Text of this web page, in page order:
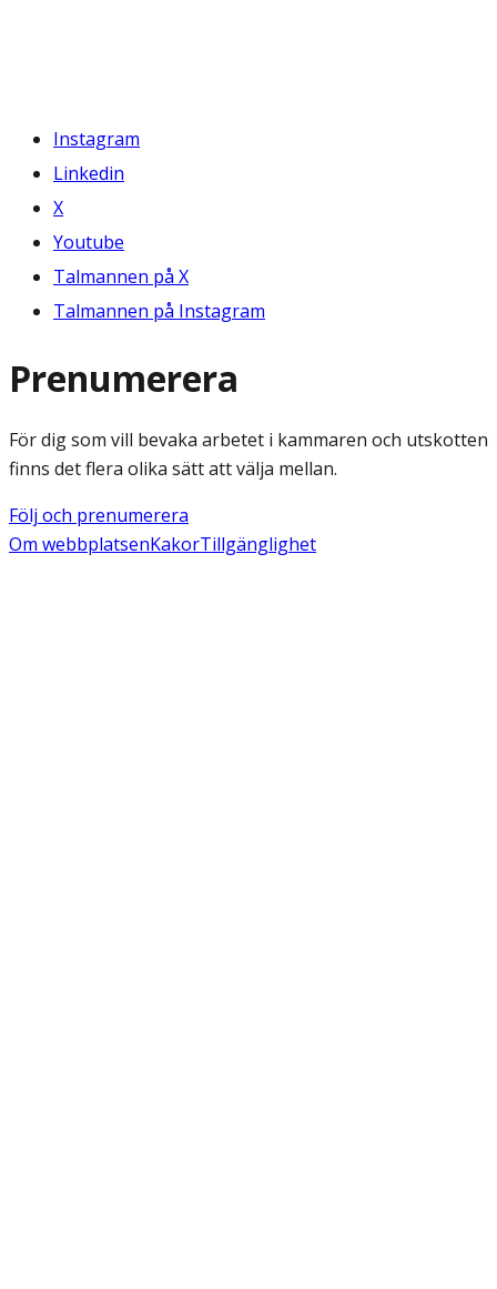
Instagram
Linkedin
X
Youtube
Talmannen på X
Talmannen på Instagram
Prenumerera
För dig som vill bevaka arbetet i kammaren och utskotten
finns det flera olika sätt att välja mellan.
Följ och prenumerera
Om webbplatsenKakorTillgänglighet